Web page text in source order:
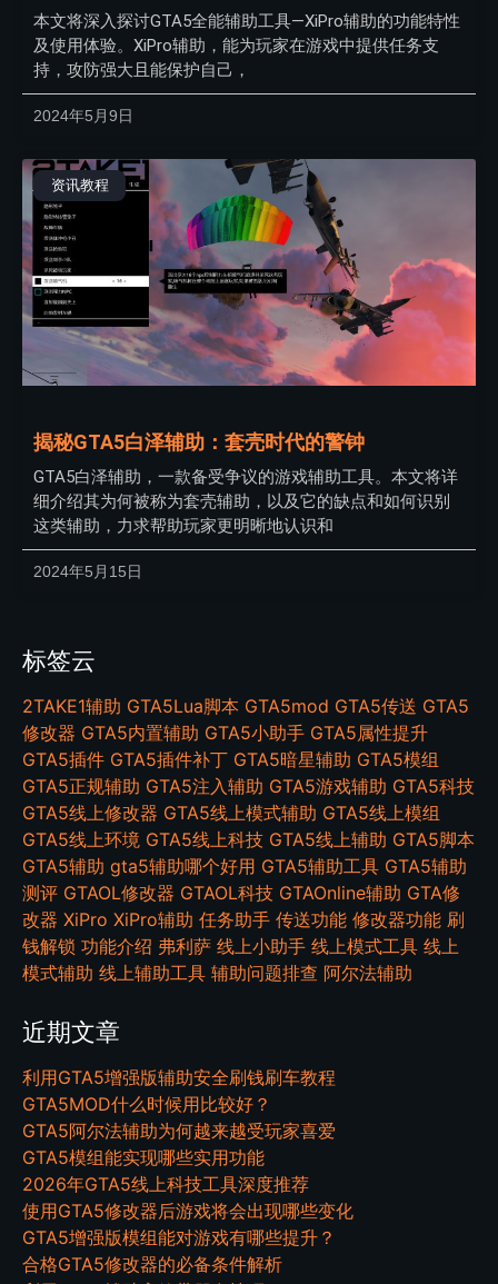
本文将深入探讨GTA5全能辅助工具—XiPro辅助的功能特性
及使用体验。XiPro辅助，能为玩家在游戏中提供任务支
持，攻防强大且能保护自己，
2024年5月9日
资讯教程
揭秘GTA5白泽辅助：套壳时代的警钟
GTA5白泽辅助，一款备受争议的游戏辅助工具。本文将详
细介绍其为何被称为套壳辅助，以及它的缺点和如何识别
这类辅助，力求帮助玩家更明晰地认识和
2024年5月15日
标签云
2TAKE1辅助 GTA5Lua脚本 GTA5mod GTA5传送 GTA5
修改器 GTA5内置辅助 GTA5小助手 GTA5属性提升
GTA5插件 GTA5插件补丁 GTA5暗星辅助 GTA5模组
GTA5正规辅助 GTA5注入辅助 GTA5游戏辅助 GTA5科技
GTA5线上修改器 GTA5线上模式辅助 GTA5线上模组
GTA5线上环境 GTA5线上科技 GTA5线上辅助 GTA5脚本
GTA5辅助 gta5辅助哪个好用 GTA5辅助工具 GTA5辅助
测评 GTAOL修改器 GTAOL科技 GTAOnline辅助 GTA修
改器 XiPro XiPro辅助 任务助手 传送功能 修改器功能 刷
钱解锁 功能介绍 弗利萨 线上小助手 线上模式工具 线上
模式辅助 线上辅助工具 辅助问题排查 阿尔法辅助
近期文章
利用GTA5增强版辅助安全刷钱刷车教程
GTA5MOD什么时候用比较好？
GTA5阿尔法辅助为何越来越受玩家喜爱
GTA5模组能实现哪些实用功能
2026年GTA5线上科技工具深度推荐
使用GTA5修改器后游戏将会出现哪些变化
GTA5增强版模组能对游戏有哪些提升？
合格GTA5修改器的必备条件解析